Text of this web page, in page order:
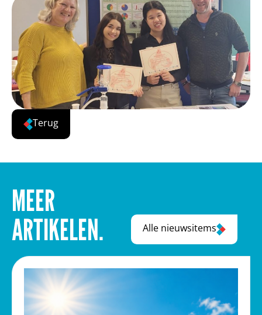
Terug
MEER
ARTIKELEN.
Alle nieuwsitems